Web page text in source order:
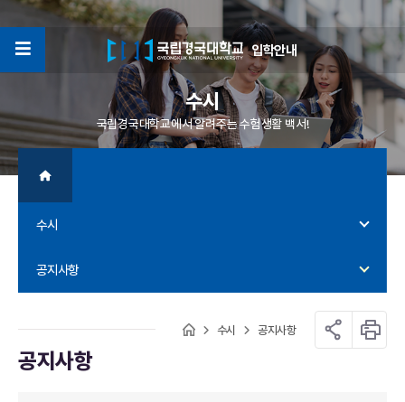
입학안내
4
수시
국립경국대학교에서 알려주는 수험생활 백서!
수시
공지사항
수시 공지사항
공지사항